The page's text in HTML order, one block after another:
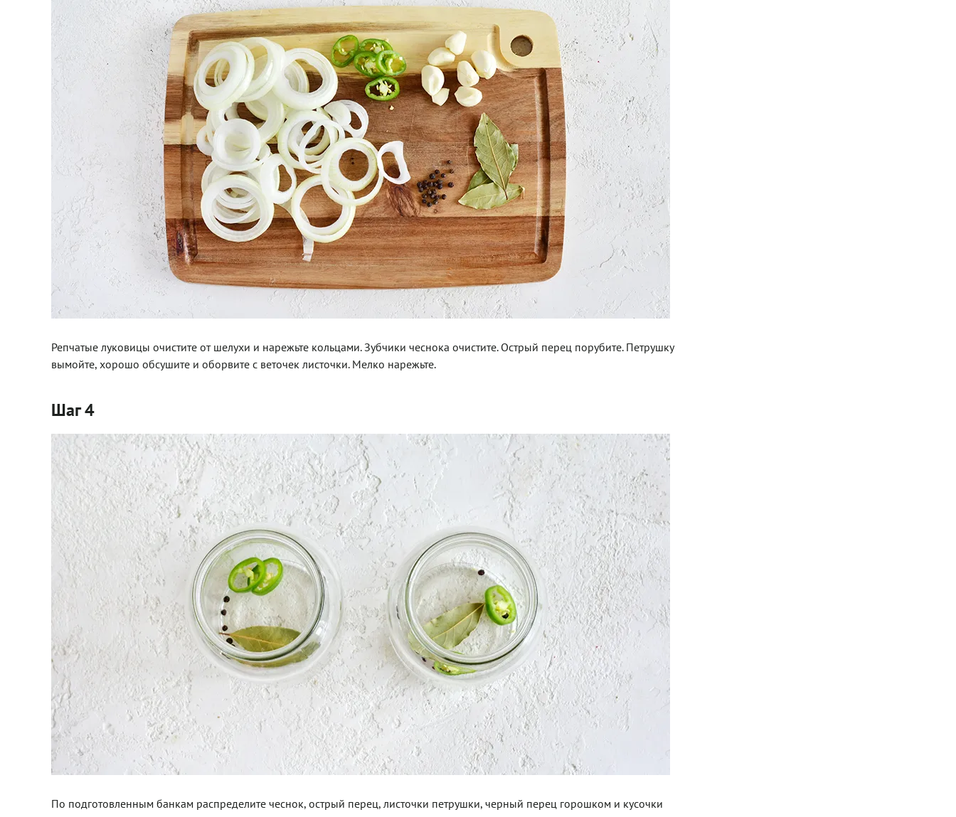
Репчатые луковицы очистите от шелухи и нарежьте кольцами. Зубчики чеснока очистите. Острый перец порубите. Петрушку
вымойте, хорошо обсушите и оборвите с веточек листочки. Мелко нарежьте.
Шаг 4
По подготовленным банкам распределите чеснок, острый перец, листочки петрушки, черный перец горошком и кусочки